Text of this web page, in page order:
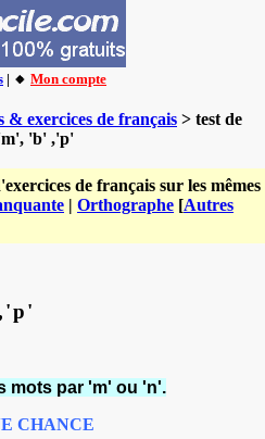
| 🔸 Mon compte
& exercices de français > test de
'b' ,'p'
de français sur les mêmes
| Orthographe [Autres
mots par 'm' ou 'n'.
CHANCE